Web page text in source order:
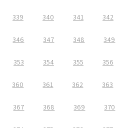
339 340 341 342
346 347 348 349
353 354 355 356
360 361 362 363
367 368 369 370